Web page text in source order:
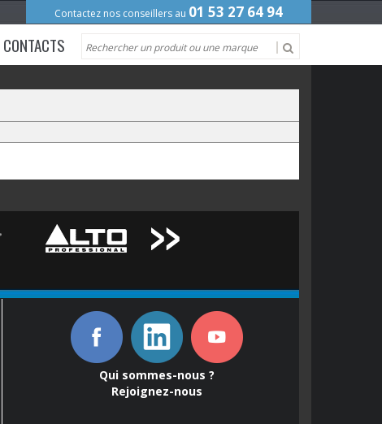
Contactez nos conseillers au 01 53 27 64 94
CONTACTS
Qui sommes-nous ?
Rejoignez-nous